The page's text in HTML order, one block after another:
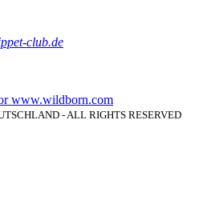
club.de
www.wildborn.com
- ALL RIGHTS RESERVED